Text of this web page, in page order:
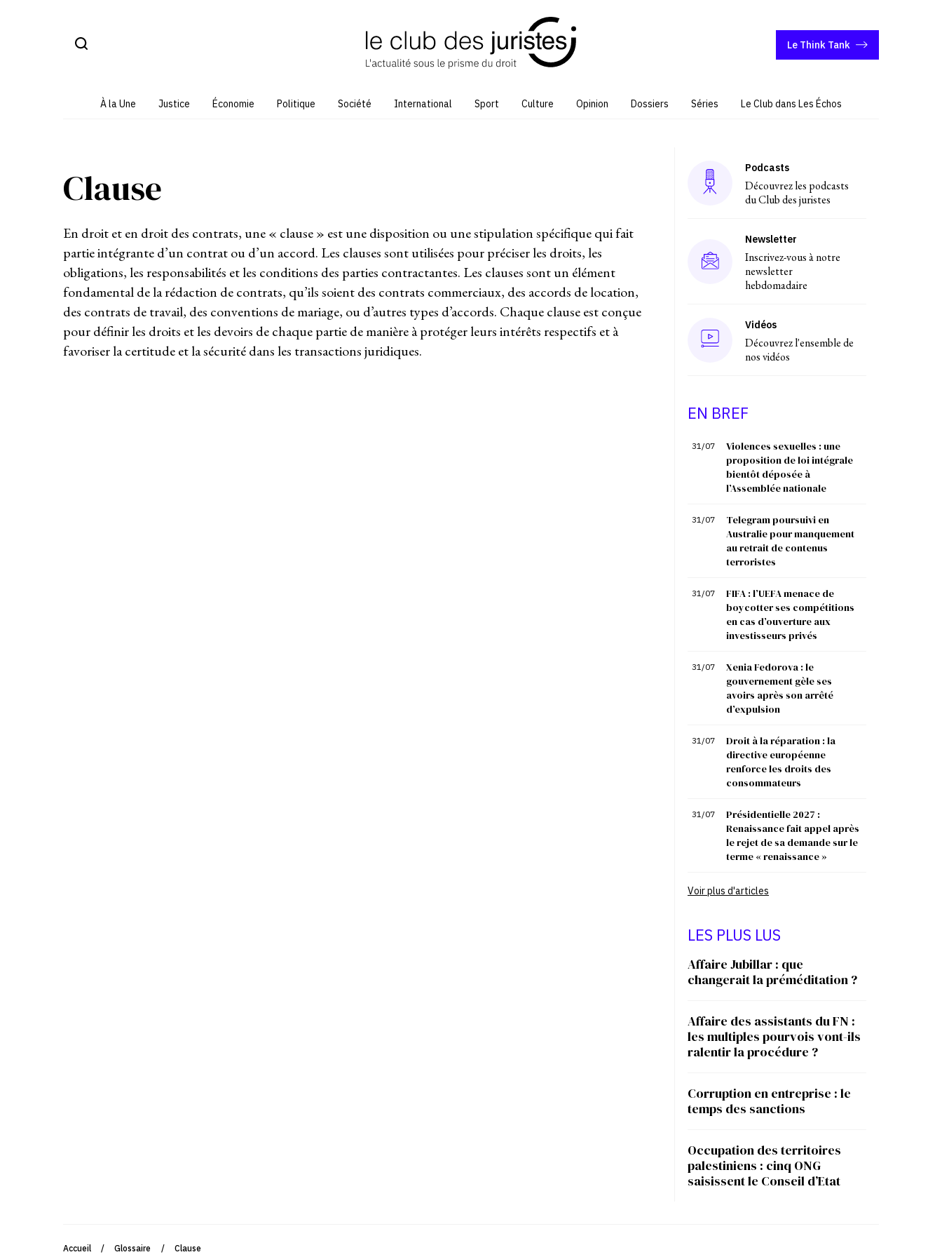
Le Think Tank
À la Une Justice Économie Politique Société International Sport Culture Opinion Dossiers Séries Le Club dans Les Échos
Clause
En droit et en droit des contrats, une « clause » est une disposition ou une stipulation spécifique qui fait
partie intégrante d’un contrat ou d’un accord. Les clauses sont utilisées pour préciser les droits, les
obligations, les responsabilités et les conditions des parties contractantes. Les clauses sont un élément
fondamental de la rédaction de contrats, qu’ils soient des contrats commerciaux, des accords de location,
des contrats de travail, des conventions de mariage, ou d’autres types d’accords. Chaque clause est conçue
pour définir les droits et les devoirs de chaque partie de manière à protéger leurs intérêts respectifs et à
favoriser la certitude et la sécurité dans les transactions juridiques.
Podcasts
Découvrez les podcasts
du Club des juristes
Newsletter
Inscrivez-vous à notre
newsletter
hebdomadaire
Vidéos
Découvrez l'ensemble de
nos vidéos
EN BREF
31/07
Violences sexuelles : une
proposition de loi intégrale
bientôt déposée à
l’Assemblée nationale
31/07
Telegram poursuivi en
Australie pour manquement
au retrait de contenus
terroristes
31/07
FIFA : l’UEFA menace de
boycotter ses compétitions
en cas d’ouverture aux
investisseurs privés
31/07
Xenia Fedorova : le
gouvernement gèle ses
avoirs après son arrêté
d’expulsion
31/07
Droit à la réparation : la
directive européenne
renforce les droits des
consommateurs
31/07
Présidentielle 2027 :
Renaissance fait appel après
le rejet de sa demande sur le
terme « renaissance »
Voir plus d'articles
LES PLUS LUS
Affaire Jubillar : que
changerait la préméditation ?
Affaire des assistants du FN :
les multiples pourvois vont-ils
ralentir la procédure ?
Corruption en entreprise : le
temps des sanctions
Occupation des territoires
palestiniens : cinq ONG
saisissent le Conseil d’Etat
Accueil / Glossaire / Clause